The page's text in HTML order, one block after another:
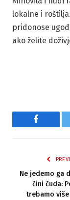
lokalne i
pridonose
ako želite
Facebook
Ne jedemo ga
čini čuda:
trebamo